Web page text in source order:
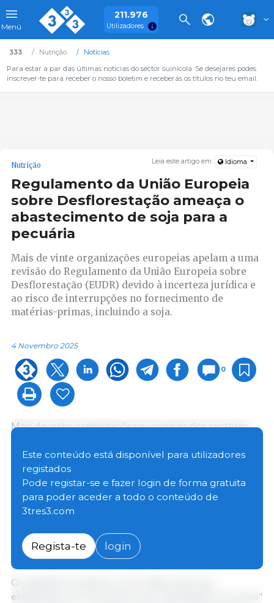
Menú
211.976
Utilizadores
333 Nutrição
Notícias
Para estar a par das últimas notícias do sector suinícola. Se desejares podes
inscrever-te para receber o nosso boletim e receberás os títulos no teu email.
Leia este artigo em: Idioma
Nutrição
Regulamento da União Europeia
sobre Desflorestação ameaça o
abastecimento de soja para a
pecuária
Mais de vinte organizações europeias apelam a uma
revisão do Regulamento da União Europeia sobre
Desflorestação (EUDR) devido à incerteza jurídica e
ao risco de interrupções no fornecimento de
matérias-primas, incluindo a soja.
4 Novembro 2025
0
Mais de vinte organizações europeias dos sectores
incluindo a FEFAC, a COPA-COGECA, a COCERAL, a
CELCAA e a UECBV — manifestaram a sua
preocupação com a falta de clareza jurídica e a
inviabilidade prática do Regulamento da União
Europeia sobre Desflorestamento (EUDR), que
para as médias e grandes empresas e a 30 de Junho
de 2026 para as micro e pequenas empresas.
Os signatários apelam à Comissão para que
estabeleça um mecanismo de "paralisação do prazo"
Este conteúdo está disponível para utilizadores
registados
Pode registar-se e fazer login de forma gratuita
para poder aceder a todo o conteúdo de
3tres3.com
Regista-te login